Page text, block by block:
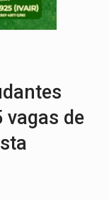
de urânio, mas produz pouco e
vagas de